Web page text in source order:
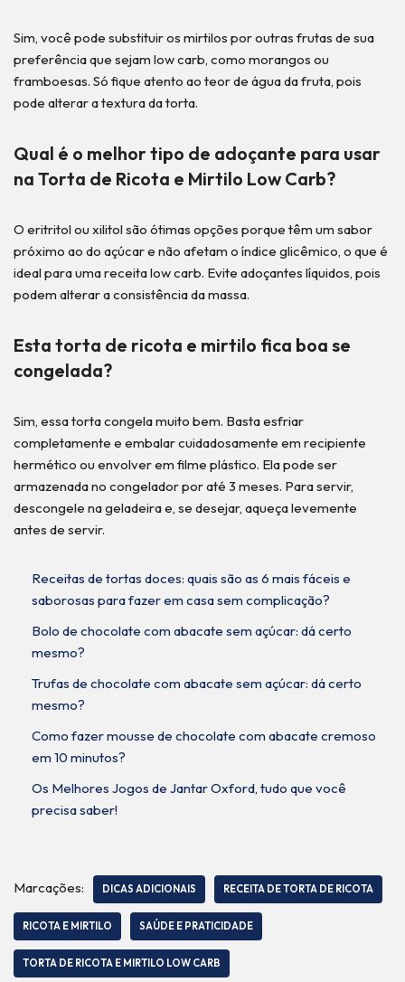
Sim, você pode substituir os mirtilos por outras frutas de sua
preferência que sejam low carb, como morangos ou
framboesas. Só fique atento ao teor de água da fruta, pois
pode alterar a textura da torta.
Qual é o melhor tipo de adoçante para usar
na Torta de Ricota e Mirtilo Low Carb?
O eritritol ou xilitol são ótimas opções porque têm um sabor
próximo ao do açúcar e não afetam o índice glicêmico, o que é
ideal para uma receita low carb. Evite adoçantes líquidos, pois
podem alterar a consistência da massa.
Esta torta de ricota e mirtilo fica boa se
congelada?
Sim, essa torta congela muito bem. Basta esfriar
completamente e embalar cuidadosamente em recipiente
hermético ou envolver em filme plástico. Ela pode ser
armazenada no congelador por até 3 meses. Para servir,
descongele na geladeira e, se desejar, aqueça levemente
antes de servir.
Receitas de tortas doces: quais são as 6 mais fáceis e
saborosas para fazer em casa sem complicação?
Bolo de chocolate com abacate sem açúcar: dá certo
mesmo?
Trufas de chocolate com abacate sem açúcar: dá certo
mesmo?
Como fazer mousse de chocolate com abacate cremoso
em 10 minutos?
Os Melhores Jogos de Jantar Oxford, tudo que você
precisa saber!
Marcações: DICAS ADICIONAIS RECEITA DE TORTA DE RICOTA
RICOTA E MIRTILO SAÚDE E PRATICIDADE
TORTA DE RICOTA E MIRTILO LOW CARB